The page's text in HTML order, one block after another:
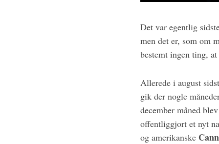
Det var egentlig
men det er, som om
bestemt ingen ting,
Allerede i august
gik der nogle
december måned
offentliggjort et nyt
og amerikanske